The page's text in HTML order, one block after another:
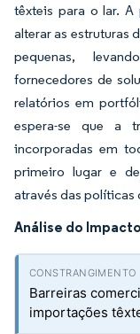
têxteis para o lar. A
alterar as estruturas
pequenas,
fornecedores de
relatórios em
espera-se que a
incorporadas em
primeiro lugar e
através das políticas
Análise do
Barreiras
importações